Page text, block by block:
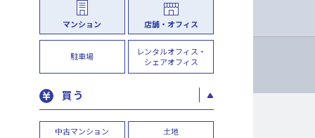
マンション 店舗・オフィス
駐車場
レンタルオフィス・
シェアオフィス
買う
中古マンション 土地